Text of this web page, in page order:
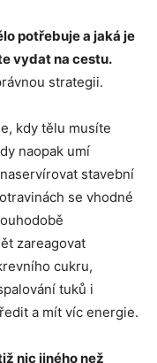
potřebuje a jaká je
vydat na cestu.
strategii.
kdy tělu musíte
naopak umí
stavební
se vhodné
zareagovat
cukru,
tuků i
a mít víc energie.
nic jiného než